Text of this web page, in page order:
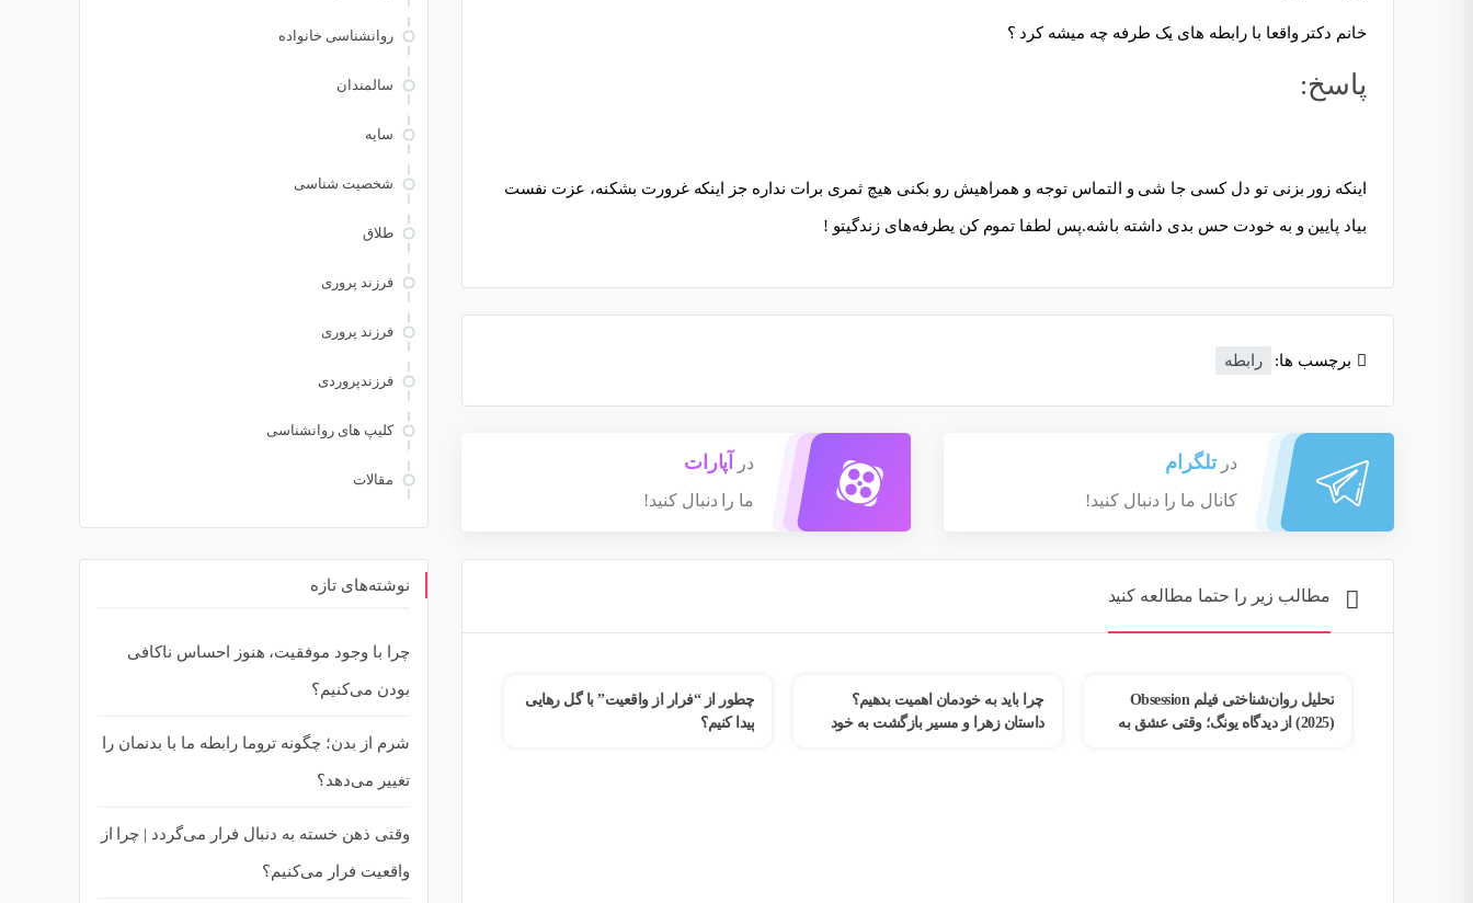
خانم دکتر واقعا با رابطه های یک طرفه چه میشه کرد ؟
پاسخ:
اینکه زور بزنی تو دل کسی جا شی و التماس توجه و همراهیش رو بکنی هیچ ثمری برات نداره جز اینکه غرورت بشکنه، عزت نفست
بیاد پایین و به خودت حس بدی داشته باشه.پس لطفا تموم کن یطرفه‌های زندگیتو !
برچسب ها: رابطه
در تلگرام
کانال ما را دنبال کنید!
در آپارات
ما را دنبال کنید!
مطالب زیر را حتما مطالعه کنید
تحلیل روان‌شناختی فیلم Obsession
از دیدگاه یونگ؛ وقتی عشق به
چرا باید به خودمان اهمیت بدهیم؟
داستان زهرا و مسیر بازگشت به خود
چطور از “فرار از واقعیت” با گل رهایی
پیدا کنیم؟
چرا کمال‌گرایی و اضطراب عملکردی
چرا تجربه‌های زندگی متفاوت می‌تواند
تفاوت‌های بلوغ روانی در روابط و
رضایی
روانشناسی خانواده
سالمندان
سایه
شخصیت شناسی
طلاق
فرزند پروری
فرزند پروری
فرزندپروردی
کلیپ های روانشناسی
مقالات
نوشته‌های تازه
چرا با وجود موفقیت، هنوز احساس ناکافی
بودن می‌کنیم؟
شرم از بدن؛ چگونه تروما رابطه ما با بدنمان را
تغییر می‌دهد؟
وقتی ذهن خسته به دنبال فرار می‌گردد | چرا از
واقعیت فرار می‌کنیم؟